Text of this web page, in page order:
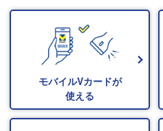
モバイルVカードが
使える